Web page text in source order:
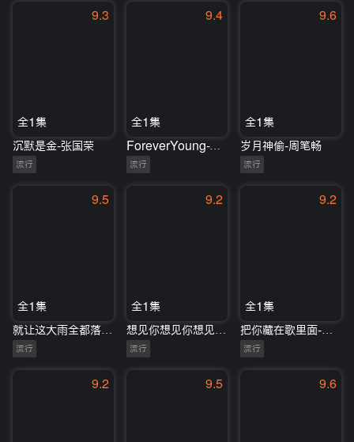
9.3
全1集
沉默是金-张国荣
流行
9.4
全1集
ForeverYoung-TNT时代少年团
流行
9.6
全1集
岁月神偷-周笔畅
流行
9.5
全1集
流行
9.2
全1集
流行
9.2
全1集
流行
9.2 9.5 9.6